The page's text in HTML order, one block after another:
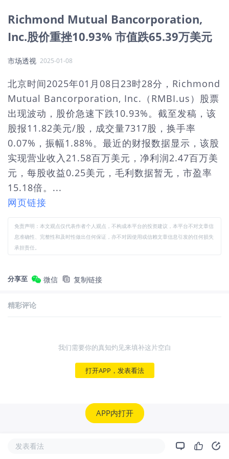
Richmond Mutual Bancorporation,
Inc.股价重挫10.93% 市值跌65.39万美元
市场透视 2025-01-08
北京时间2025年01月08日23时28分，Richmond
Mutual Bancorporation, Inc.（RMBI.us）股票
出现波动，股价急速下跌10.93%。截至发稿，该
股报11.82美元/股，成交量7317股，换手率
0.07%，振幅1.88%。最近的财报数据显示，该股
实现营业收入21.58百万美元，净利润2.47百万美
元，每股收益0.25美元，毛利数据暂无，市盈率
15.18倍。...
网页链接
免责声明：本文观点仅代表作者个人观点，不构成本平台的投资建议，本平台不对文章信
息准确性、完整性和及时性做出任何保证，亦不对因使用或信赖文章信息引发的任何损失
承担责任。
分享至 微信 复制链接
精彩评论
我们需要你的真知灼见来填补这片空白
打开APP，发表看法
APP内打开
发表看法